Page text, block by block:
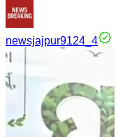
newsjajpur9124_4